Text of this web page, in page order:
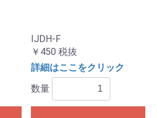
IJDH-F
￥450 税抜
詳細はここをクリック
数量